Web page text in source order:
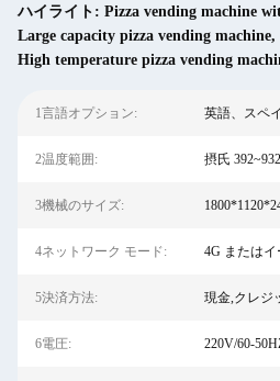
ハイライト: Pizza vending machine
Large capacity pizza vending machine,
High temperature pizza vending
1言語オプション: 英語、スペ
2温度範囲: 摂氏
3機械のサイズ:
4ネットワーク モード: 4G またはイ
5決済方法: 現金,クレジ
6電圧: 220V/60-